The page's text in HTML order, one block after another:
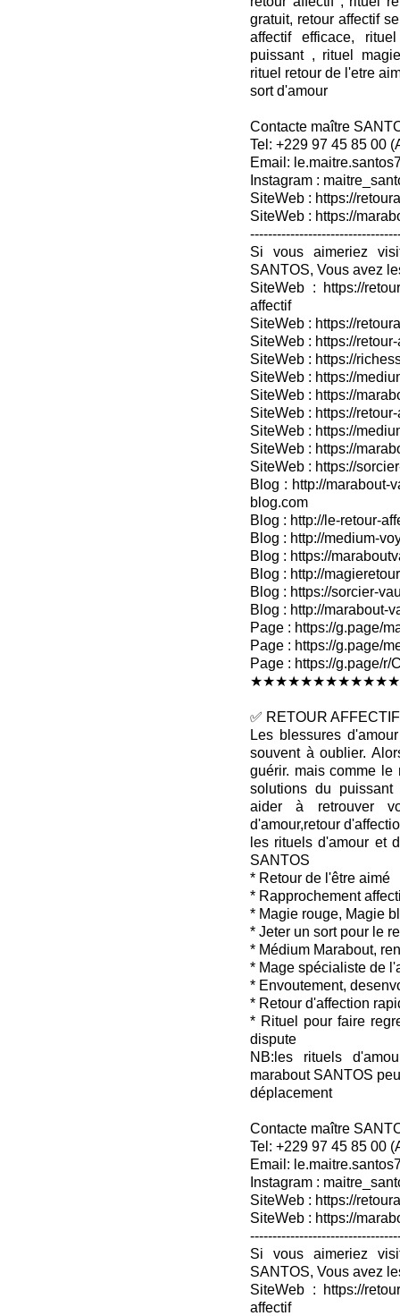
gratuit, retour affectif
affectif efficace,
puissant , rituel
rituel retour de l'etre
sort d'amour
Contacte maître
Tel: +229 97 45 85 00
Email:
Instagram :
SiteWeb : https://
SiteWeb : https://
Si vous aimeriez
SANTOS, Vous avez
SiteWeb : https://
affectif
SiteWeb : https://
SiteWeb : https://
SiteWeb : https://
SiteWeb : https://
SiteWeb : https://
SiteWeb : https://
SiteWeb : https://
SiteWeb : https://
SiteWeb : https://
Blog : http://marabout-
blog.com
Blog : http://le-retour-
Blog : http://medium-
Blog : https://
Blog : http://
Blog : https://sorcier-
Blog : http://marabout-
Page : https://g.page/
Page : https://g.page/
Page : https://g.page/
✅ RETOUR
Les blessures
souvent à oublier.
guérir. mais comme le
solutions du
aider à retrouver
d'amour,retour
les rituels d'amour et
SANTOS
* Retour de l'être aimé
* Rapprochement
* Magie rouge, Magie
* Jeter un sort pour le
* Médium Marabout,
* Mage spécialiste de
* Envoutement,
* Retour d'affection
* Rituel pour faire
dispute
NB:les rituels
marabout SANTOS
déplacement
Contacte maître
Tel: +229 97 45 85 00
Email:
Instagram :
SiteWeb : https://
SiteWeb : https://
Si vous aimeriez
SANTOS, Vous avez
SiteWeb : https://
affectif